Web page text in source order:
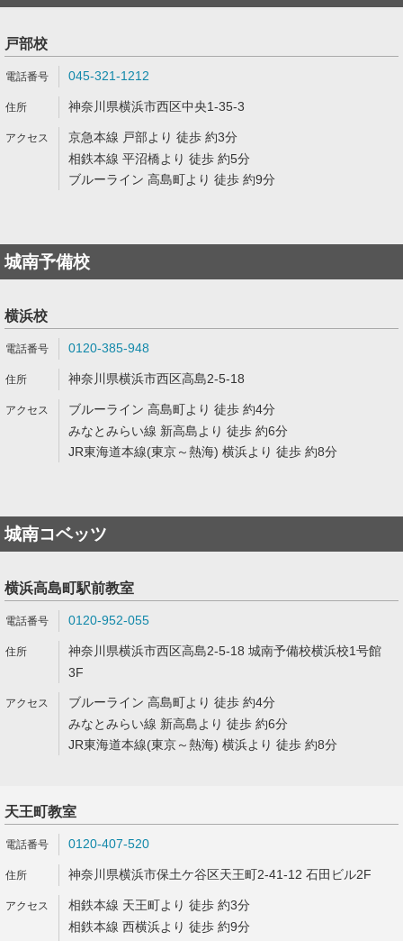
戸部校
045-321-1212
神奈川県横浜市西区中央1-35-3
京急本線 戸部より 徒歩 約3分
相鉄本線 平沼橋より 徒歩 約5分
ブルーライン 高島町より 徒歩 約9分
城南予備校
横浜校
0120-385-948
神奈川県横浜市西区高島2-5-18
ブルーライン 高島町より 徒歩 約4分
みなとみらい線 新高島より 徒歩 約6分
JR東海道本線(東京～熱海) 横浜より 徒歩 約8分
城南コベッツ
横浜高島町駅前教室
0120-952-055
神奈川県横浜市西区高島2-5-18 城南予備校横浜校1号館
3F
ブルーライン 高島町より 徒歩 約4分
みなとみらい線 新高島より 徒歩 約6分
JR東海道本線(東京～熱海) 横浜より 徒歩 約8分
天王町教室
0120-407-520
神奈川県横浜市保土ケ谷区天王町2-41-12 石田ビル2F
相鉄本線 天王町より 徒歩 約3分
相鉄本線 西横浜より 徒歩 約9分